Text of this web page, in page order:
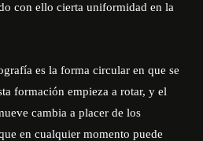
con ello cierta uniformidad en la
es la forma circular en que se
formación empieza a rotar, y el
cambia a placer de los
en cualquier momento puede